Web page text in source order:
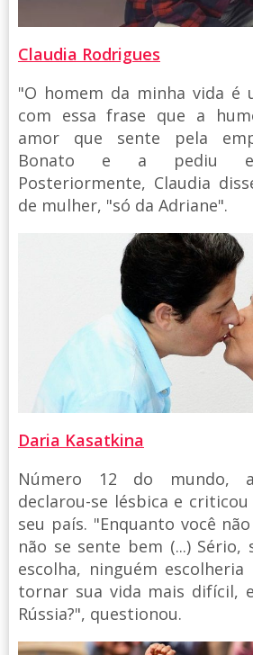
Claudia Rodrigues
"O homem da minha vida é
com essa frase que a
amor que sente pela
Bonato e a pediu
Posteriormente, Claudia
de mulher, "só da Adriane".
Daria Kasatkina
Número 12 do mundo,
declarou-se lésbica e
seu país. "Enquanto você
não se sente bem (...) Sério,
escolha, ninguém
tornar sua vida mais difícil,
Rússia?", questionou.